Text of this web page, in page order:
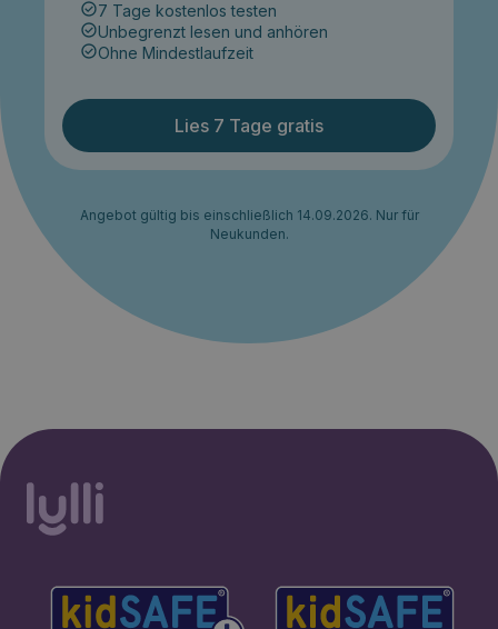
7 Tage kostenlos testen
Unbegrenzt lesen und anhören
Ohne Mindestlaufzeit
Lies 7 Tage gratis
Angebot gültig bis einschließlich 14.09.2026. Nur für
Neukunden.